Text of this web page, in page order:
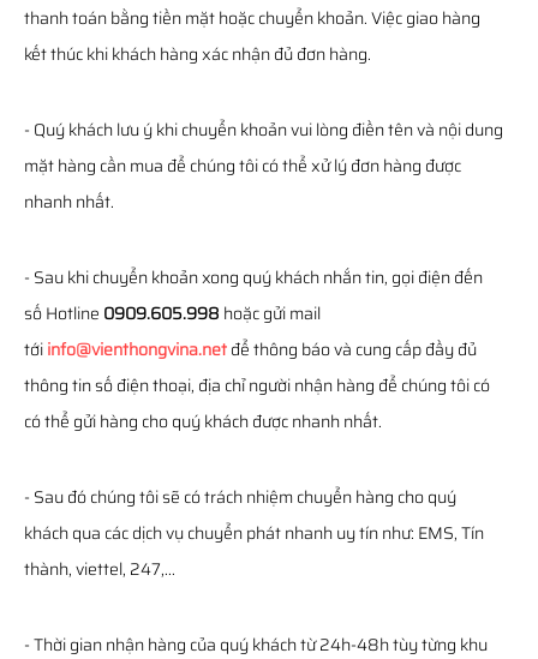
thanh toán bằng tiền mặt hoặc chuyển khoản. Việc giao hàng
kết thúc khi khách hàng xác nhận đủ đơn hàng.
- Quý khách lưu ý khi chuyển khoản vui lòng điền tên và nội dung
mặt hàng cần mua để chúng tôi có thể xử lý đơn hàng được
nhanh nhất.
- Sau khi chuyển khoản xong quý khách nhắn tin, gọi điện đến
số Hotline 0909.605.998 hoặc gửi mail
tớiinfo@vienthongvina.netđể thông báo và cung cấp đầy đủ
thông tin số điện thoại, địa chỉ người nhận hàng để chúng tôi có
có thể gửi hàng cho quý khách được nhanh nhất.
- Sau đó chúng tôi sẽ có trách nhiệm chuyển hàng cho quý
khách qua các dịch vụ chuyển phát nhanh uy tín như: EMS, Tín
thành, viettel, 247,...
- Thời gian nhận hàng của quý khách từ 24h-48h tùy từng khu